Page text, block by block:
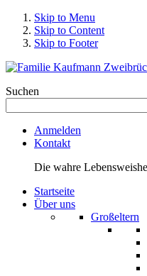
Skip to Menu
Skip to Content
Skip to Footer
Suchen
Anmelden
Kontakt
Die wahre
Startseite
Über uns
Großeltern